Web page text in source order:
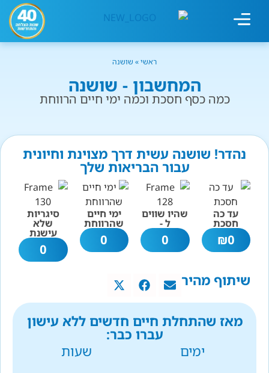
ראשי» שושנה
המחשבון - שושנה
כמה כסף חסכת וכמה ימי חיים הרווחת
נהדר! שושנה עשית דרך מצוינת וחיונית
עבור הבריאות שלך
עד כה
חסכת
0
₪
שהיו שווים
ל -
0
ימי חיים
שהרווחת
0
סיגריות
שלא
עישנת
0
שיתוף מהיר
מאז שהתחלת חיים חדשים ללא עישון
עברו כבר:
ימים
שעות